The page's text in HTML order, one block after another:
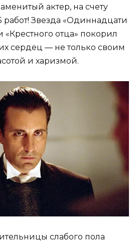
актер, на счету
работ! Звезда «Одиннадцати
отца» покорил
сердец — не только своим
и харизмой.
слабого пола